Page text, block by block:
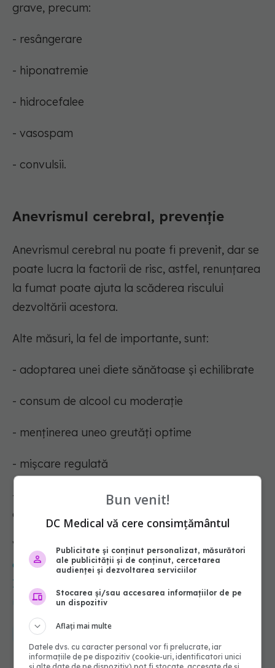
grave, precum:
- resângerare
- hiponatremie
- hidrocefalee
- vasospam
- convulsii.
Anevrismul cerebral, prevenție
Anevrismul cerebral nu poate fi prevenit, dar se
poate lucra la factorii de risc, astfel, renunțarea
la fumat poate ajuta la scăderea riscului
dezvoltării acestora.
Alte măsuri, la fel de importante, sunt:
- adoptarea unei diete sănătoase și echilibrate
- consum de alcool cu moderație
- menținerea uneo greutăți optime
- mișcare regulată
- reducerea consumului de băuturi cu conținut
de cafeină.
Vezi și:
Hidronefroza, afecțiunea care poate
duce la pierderea funcției renale. Cristian
Iatagan: Este vorba de o scurgere deficitară a
urinei de la nivelul unui rinichi
medical sport
Bun venit!
DC Medical vă cere consimțământul
Publicitate și conținut personalizat, măsurători
ale publicității și de conținut, cercetarea
audienței și dezvoltarea serviciilor
Stocarea și/sau accesarea informațiilor de pe
un dispozitiv
Aflați mai multe
Datele dvs. cu caracter personal vor fi prelucrate, iar
informațiile de pe dispozitiv (cookie-uri, identificatori unici